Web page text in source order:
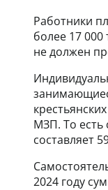
Работники
более 17 000
не должен
МЗП. То есть
составляет
2024 году